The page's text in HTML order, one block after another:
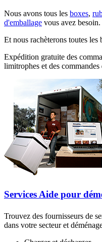
Nous avons tous les boxes,
d'emballage vous avez besoin.
Et nous rachèterons toutes les
Expédition gratuite des
limitrophes et des
Services Aide pour
Trouvez des fournisseurs de
dans votre secteur et